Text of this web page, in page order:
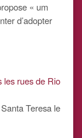
« um
d’adopter
les rues de Rio
Teresa le